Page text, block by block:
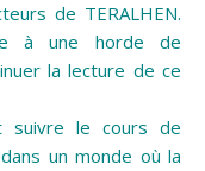
de TERALHEN.
à une horde de
la lecture de ce
suivre le cours de
un monde où la